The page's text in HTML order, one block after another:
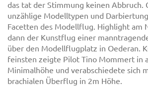
das tat der Stimmung keinen Abbruch.
unzählige Modelltypen und
Facetten des Modellflug. Highlight am
dann der Kunstflug einer
über den Modellflugplatz in Oederan.
feinsten zeigte Pilot Tino Mommert in
Minimalhöhe und verabschiedete sich
brachialen Überflug in 2m Höhe.